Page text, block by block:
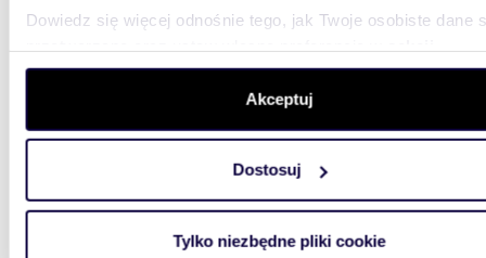
Dowiedz się więcej odnośnie tego, jak Twoje osobiste dane
szczegółów. W Deklaracji plików cookie możesz zmienić
wycofać swoją zgodę w dowolnej chwili.
aby oferować funkcje społecznościowe i analizować ruch w
witrynie. Informacje o tym, jak korzystasz z naszej witryny,
analitycznym. Partnerzy mogą połączyć te informacje z
Akceptuj
Dostosuj
Tylko niezbędne pliki cookie